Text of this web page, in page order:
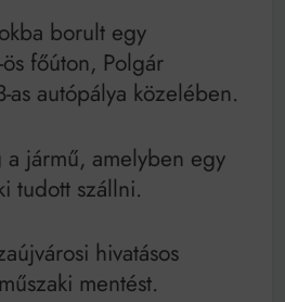
technológia akkor
borult egy
főúton, Polgár
autópálya közelében.
jármű, amelyben egy
tudott szállni.
hivatásos
mentést.